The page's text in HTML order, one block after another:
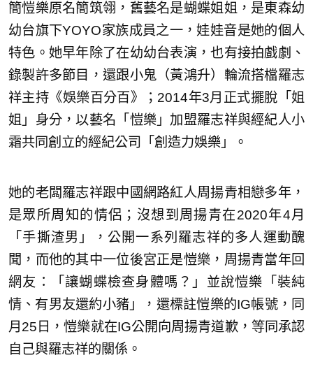
簡愷樂原名簡筑翎，舊藝名是蝴蝶姐姐，是東森幼
幼台旗下YOYO家族成員之一，娃娃音是她的個人
特色。她早年除了在幼幼台表演，也有接拍戲劇、
錄製許多節目，還跟小鬼（黃鴻升）輪流搭檔羅志
祥主持《娛樂百分百》；2014年3月正式擺脫「姐
姐」身分，以藝名「愷樂」加盟羅志祥與經紀人小
霜共同創立的經紀公司「創造力娛樂」。
她的老闆羅志祥跟中國網路紅人周揚青相戀多年，
是眾所周知的情侶；沒想到周揚青在2020年4月
「手撕渣男」，公開一系列羅志祥的多人運動醜
聞，而他的其中一位後宮正是愷樂，周揚青當年回
網友：「讓蝴蝶檢查身體嗎？」並說愷樂「裝純
情、有男友還約小豬」，還標註愷樂的IG帳號，同
月25日，愷樂就在IG公開向周揚青道歉，等同承認
自己與羅志祥的關係。